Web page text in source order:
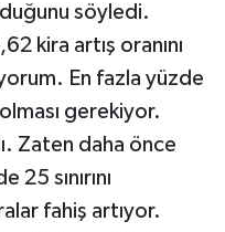
söyledi.
kira artış oranını
En fazla yüzde
gerekiyor.
Zaten daha önce
sınırını
fahiş artıyor.